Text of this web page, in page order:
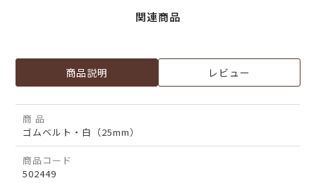
関連商品
商品説明 レビュー
商 品
ゴムベルト・白（25mm）
商品コード
502449